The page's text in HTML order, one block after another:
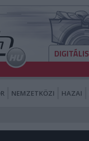
NEMZETKÖZI HAZAI